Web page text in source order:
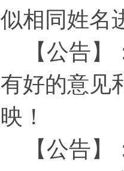
似相同姓名
【公告】
有好的意见
映！
【公告】